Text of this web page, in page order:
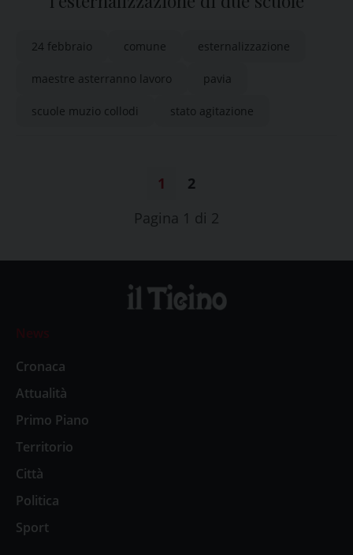
24 febbraio comune esternalizzazione
maestre asterranno lavoro pavia
scuole muzio collodi stato agitazione
1
2
Pagina 1 di 2
News
Cronaca
Attualità
Primo Piano
Territorio
Città
Politica
Sport